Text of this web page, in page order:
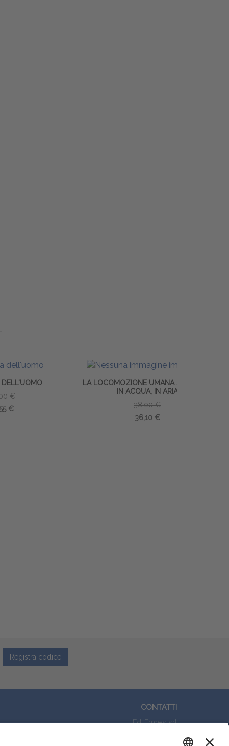
LA LOCOMOZIONE UMANA SU TERRA,
IN ACQUA, IN ARIA
Registra codice
CONTATTI
Edi.Ermes srl
Questo sito utilizza i cookies per